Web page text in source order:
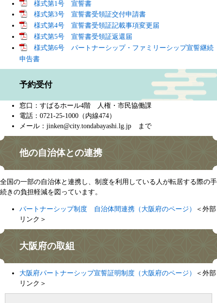
様式第1号 宣誓書
様式第3号 宣誓書受領証交付申請書
様式第4号 宣誓書受領証記載事項変更届
様式第5号 宣誓書受領証返還届
様式第6号 パートナーシップ・ファミリーシップ宣誓継続
申告書
予約受付
窓口：すばるホール4階 人権・市民協働課
電話：0721-25-1000（内線474）
メール： jinken@city.tondabayashi.lg.jp まで
他の自治体との連携
全国の一部の自治体と連携し、制度を利用している人が転居する際の手
続きの負担軽減を図っています。
パートナーシップ制度 自治体間連携（大阪府のページ）
＜外部
リンク＞
大阪府の取組
大阪府パートナーシップ宣誓証明制度（大阪府のページ）
＜外部
リンク＞